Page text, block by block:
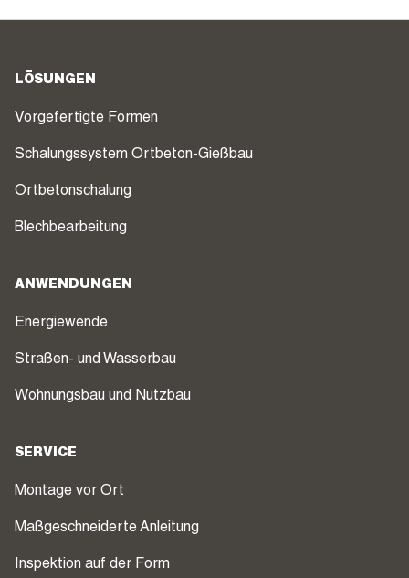
LÖSUNGEN
Vorgefertigte Formen
Schalungssystem Ortbeton-Gießbau
Ortbetonschalung
Blechbearbeitung
ANWENDUNGEN
Energiewende
Straßen- und Wasserbau
Wohnungsbau und Nutzbau
SERVICE
Montage vor Ort
Maßgeschneiderte Anleitung
Inspektion auf der Form